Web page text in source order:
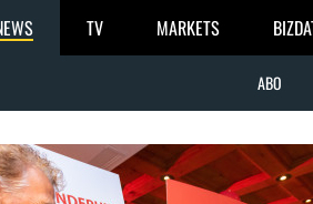
TV MARKETS
ABO